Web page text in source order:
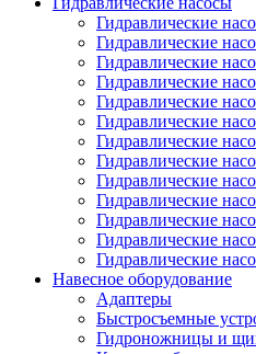
Гидравлические
Гидравлические
Гидравлические
Гидравлические
Гидравлические
Гидравлические
Гидравлические
Гидравлические
Гидравлические
Гидравлические
Гидравлические
Гидравлические
Гидравлические
Навесное оборудование
Адаптеры
Быстросъемные
Гидроножницы и